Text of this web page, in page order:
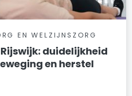
EN WELZIJNSZORG
duidelijkheid
en herstel